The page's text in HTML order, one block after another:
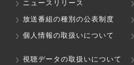
ニュースリリース
放送番組の種別の公表制度
個人情報の取扱いについて
視聴データの取扱いについて